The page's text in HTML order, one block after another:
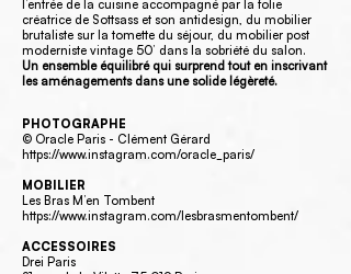
l’entrée de la cuisine accompagné par la folie
créatrice de Sottsass et son antidesign, du mobilier
brutaliste sur la tomette du séjour, du mobilier post
moderniste vintage 50’ dans la sobriété du salon.
Un ensemble équilibré qui surprend tout en inscrivant
les aménagements dans une solide légèreté.
PHOTOGRAPHE
© Oracle Paris - Clément Gérard
https://www.instagram.com/oracle_paris/
MOBILIER
Les Bras M’en Tombent
https://www.instagram.com/lesbrasmentombent/
ACCESSOIRES
Drei Paris